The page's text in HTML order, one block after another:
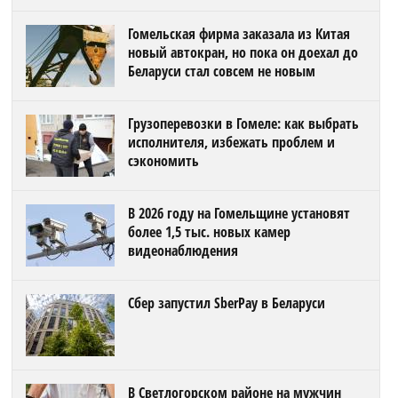
Гомельская фирма заказала из Китая
новый автокран, но пока он доехал до
Беларуси стал совсем не новым
Грузоперевозки в Гомеле: как выбрать
исполнителя, избежать проблем и
сэкономить
В 2026 году на Гомельщине установят
более 1,5 тыс. новых камер
видеонаблюдения
Сбер запустил SberPay в Беларуси
В Светлогорском районе на мужчин